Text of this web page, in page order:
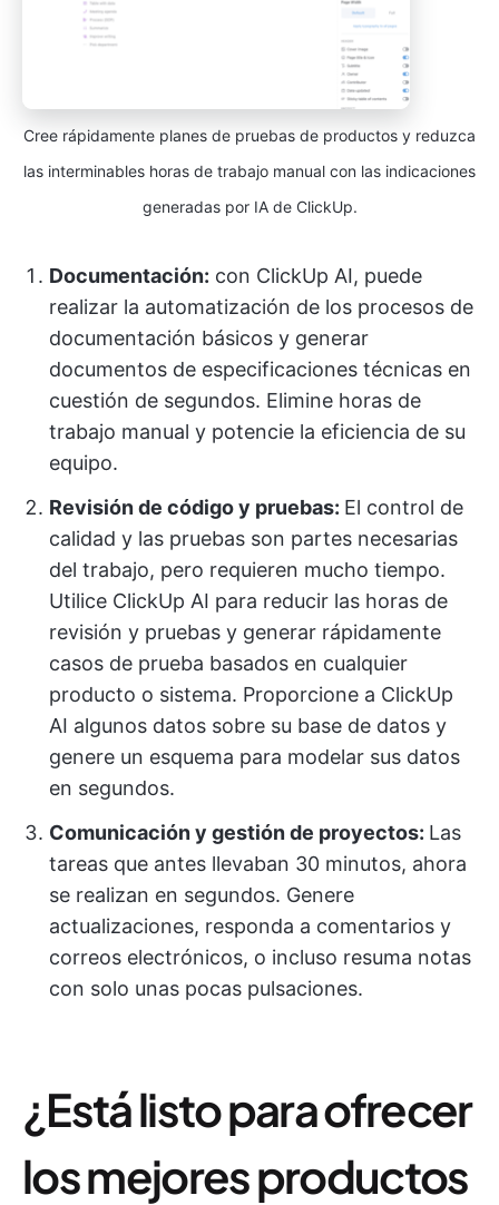
Cree rápidamente planes de pruebas de productos y reduzca
las interminables horas de trabajo manual con las indicaciones
generadas por IA de ClickUp.
Documentación: con ClickUp AI, puede
realizar la automatización de los procesos de
documentación básicos y generar
documentos de especificaciones técnicas en
cuestión de segundos. Elimine horas de
trabajo manual y potencie la eficiencia de su
equipo.
Revisión de código y pruebas: El control de
calidad y las pruebas son partes necesarias
del trabajo, pero requieren mucho tiempo.
Utilice ClickUp AI para reducir las horas de
revisión y pruebas y generar rápidamente
casos de prueba basados en cualquier
producto o sistema. Proporcione a ClickUp
AI algunos datos sobre su base de datos y
genere un esquema para modelar sus datos
en segundos.
Comunicación y gestión de proyectos: Las
tareas que antes llevaban 30 minutos, ahora
se realizan en segundos. Genere
actualizaciones, responda a comentarios y
correos electrónicos, o incluso resuma notas
con solo unas pocas pulsaciones.
¿Está listo para ofrecer
los mejores productos